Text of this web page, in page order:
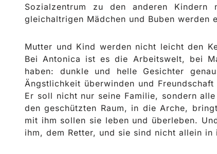
Sozialzentrum zu den anderen
gleichaltrigen Mädchen und Buben werden
Mutter und Kind werden nicht leicht den
Bei Antonica ist es die Arbeitswelt, bei
haben: dunkle und helle Gesichter
Ängstlichkeit überwinden und
Er soll nicht nur seine Familie, sondern
den geschützten Raum, in die Arche,
mit ihm sollen sie leben und überleben.
ihm, dem Retter, und sie sind nicht allein